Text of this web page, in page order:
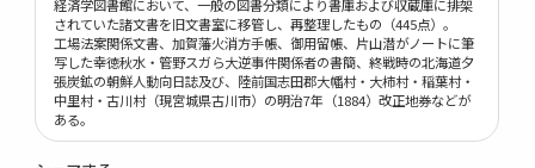
経済学図書館において、一般の図書分類により書庫および収蔵庫に排架
されていた諸文書を旧文書室に移管し、再整理したもの（445点）。
工場法案関係文書、加賀藩火消方手帳、御用留帳、片山潜がノートに筆
写した幸徳秋水・管野スガら大逆事件関係者の書簡、終戦時の北海道夕
張炭鉱の朝鮮人動向日誌及び、陸前国志田郡大幡村・大柿村・稲葉村・
中里村・古川村（現宮城県古川市）の明治7年（1884）改正地券などが
ある。